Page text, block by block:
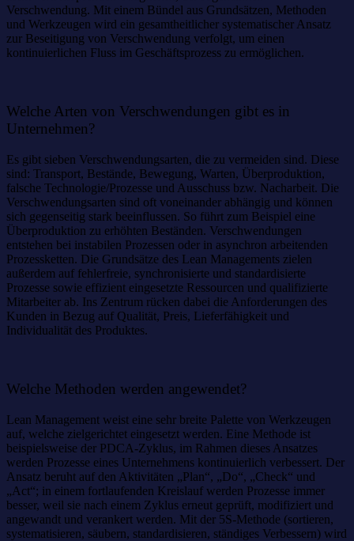
Verschwendung. Mit einem Bündel aus Grundsätzen, Methoden
und Werkzeugen wird ein gesamtheitlicher systematischer Ansatz
zur Beseitigung von Verschwendung verfolgt, um einen
kontinuierlichen Fluss im Geschäftsprozess zu ermöglichen.
Welche Arten von Verschwendungen gibt es in
Unternehmen?
Es gibt sieben Verschwendungsarten, die zu vermeiden sind. Diese
sind: Transport, Bestände, Bewegung, Warten, Überproduktion,
falsche Technologie/Prozesse und Ausschuss bzw. Nacharbeit. Die
Verschwendungsarten sind oft voneinander abhängig und können
sich gegenseitig stark beeinflussen. So führt zum Beispiel eine
Überproduktion zu erhöhten Beständen. Verschwendungen
entstehen bei instabilen Prozessen oder in asynchron arbeitenden
Prozessketten. Die Grundsätze des Lean Managements zielen
außerdem auf fehlerfreie, synchronisierte und standardisierte
Prozesse sowie effizient eingesetzte Ressourcen und qualifizierte
Mitarbeiter ab. Ins Zentrum rücken dabei die Anforderungen des
Kunden in Bezug auf Qualität, Preis, Lieferfähigkeit und
Individualität des Produktes.
Welche Methoden werden angewendet?
Lean Management weist eine sehr breite Palette von Werkzeugen
auf, welche zielgerichtet eingesetzt werden. Eine Methode ist
beispielsweise der PDCA-Zyklus, im Rahmen dieses Ansatzes
werden Prozesse eines Unternehmens kontinuierlich verbessert. Der
Ansatz beruht auf den Aktivitäten „Plan“, „Do“, „Check“ und
„Act“; in einem fortlaufenden Kreislauf werden Prozesse immer
besser, weil sie nach einem Zyklus erneut geprüft, modifiziert und
angewandt und verankert werden. Mit der 5S-Methode (sortieren,
systematisieren, säubern, standardisieren, ständiges Verbessern) wird